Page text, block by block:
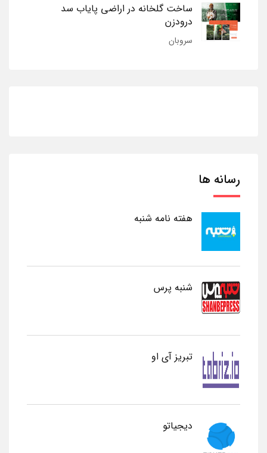
ساخت گلخانه در اراضی پایاب سد
درودزن
سروبان
رسانه ها
هفته نامه شنبه
شنبه پرس
تبریز آی او
دیجیاتو